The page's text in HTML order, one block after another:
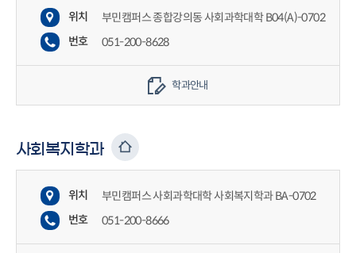
위치
부민캠퍼스 종합강의동 사회과학대학 B04(A)-0702
번호
051-200-8628
학과안내
사회복지학과
위치
부민캠퍼스 사회과학대학 사회복지학과 BA-0702
번호
051-200-8666